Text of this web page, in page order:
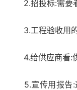
2.招投标:需要
3.工程验收用的
4.给供应商看:供
5.宣传用报告: